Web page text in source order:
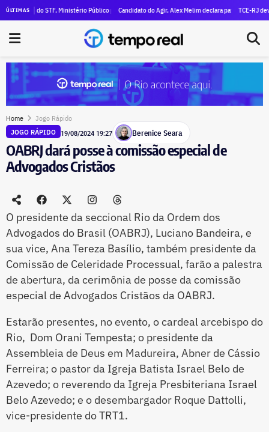
ÚLTIMAS
R$ 47 milhões em patrimônio
do STF, Ministério Público pede execução da condenação e da inelegibilidade de Garotinho
Candidato do Agir, Alex Melim declara patrimônio de R$ 30
TCE-RJ devassa
Home Jogo Rápido
JOGO RÁPIDO 19/08/2024 19:27 Berenice Seara
OABRJ dará posse à comissão especial de
Advogados Cristãos
O presidente da seccional Rio da Ordem dos
Advogados do Brasil (OABRJ), Luciano Bandeira, e
sua vice, Ana Tereza Basílio, também presidente da
Comissão de Celeridade Processual, farão a palestra
de abertura, da cerimônia de posse da comissão
especial de Advogados Cristãos da OABRJ.
Estarão presentes, no evento, o cardeal arcebispo do
Rio, Dom Orani Tempesta; o presidente da
Assembleia de Deus em Madureira, Abner de Cássio
Ferreira; o pastor da Igreja Batista Israel Belo de
Azevedo; o reverendo da Igreja Presbiteriana Israel
Belo Azevedo; e o desembargador Roque Dattolli,
vice-presidente do TRT1.